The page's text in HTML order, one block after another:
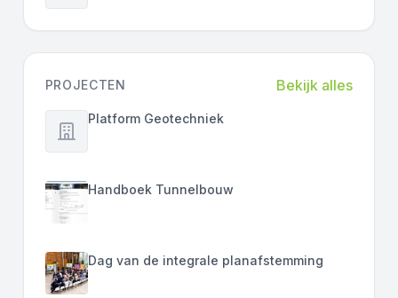
PROJECTEN Bekijk alles
Platform Geotechniek
Handboek Tunnelbouw
Dag van de integrale planafstemming